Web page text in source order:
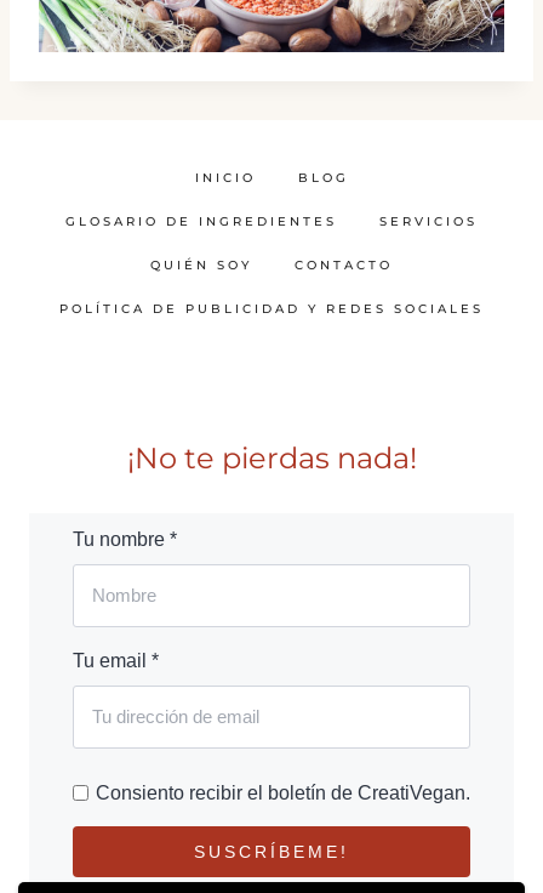
INICIO BLOG
GLOSARIO DE INGREDIENTES SERVICIOS
QUIÉN SOY CONTACTO
POLÍTICA DE PUBLICIDAD Y REDES SOCIALES
¡No te pierdas nada!
Tu nombre *
Tu email *
Consiento recibir el boletín de CreatiVegan.
SUSCRÍBEME!